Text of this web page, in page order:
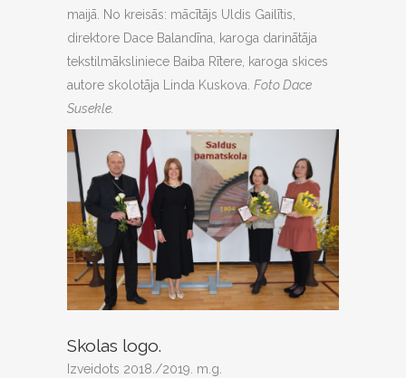
maijā. No kreisās: mācītājs Uldis Gailītis,
direktore Dace Balandīna, karoga darinātāja
tekstilmāksliniece Baiba Rītere, karoga skices
autore skolotāja Linda Kuskova. Foto Dace
Susekle.
Skolas logo.
Izveidots 2018./2019. m.g.